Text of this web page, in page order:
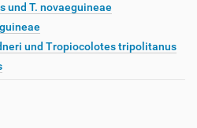
und T. novaeguineae
und Tropiocolotes tripolitanus